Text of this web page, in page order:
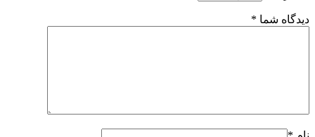
دیدگاه شما *